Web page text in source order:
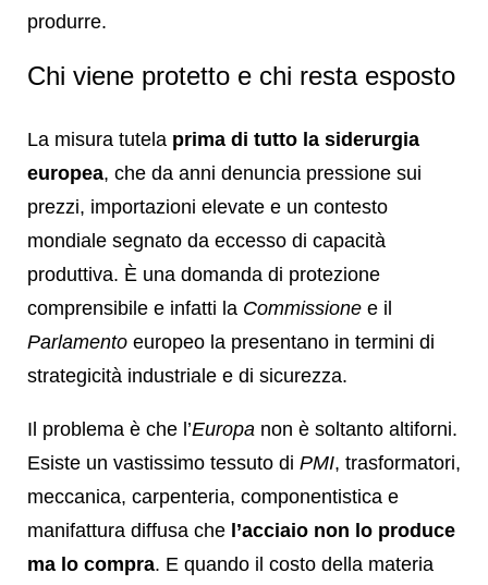
produrre.
Chi viene protetto e chi resta esposto
La misura tutela prima di tutto la siderurgia
europea, che da anni denuncia pressione sui
prezzi, importazioni elevate e un contesto
mondiale segnato da eccesso di capacità
produttiva. È una domanda di protezione
comprensibile e infatti la Commissione e il
Parlamento europeo la presentano in termini di
strategicità industriale e di sicurezza.
Il problema è che l’Europa non è soltanto altiforni.
Esiste un vastissimo tessuto di PMI, trasformatori,
meccanica, carpenteria, componentistica e
manifattura diffusa che l’acciaio non lo produce
ma lo compra. E quando il costo della materia